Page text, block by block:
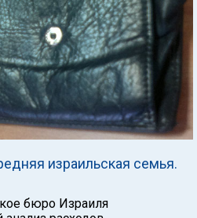
израильская семья.
бюро Израиля